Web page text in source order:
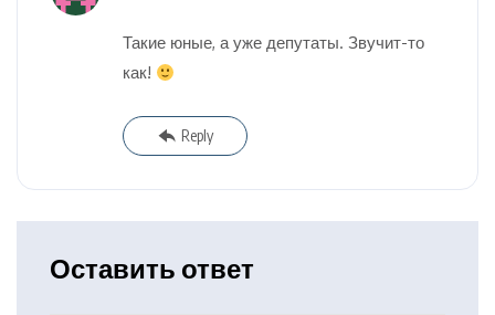
Такие юные, а уже депутаты. Звучит-то
как!
Reply
Оставить ответ